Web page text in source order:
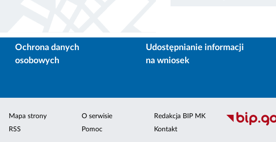
Ochrona danych
osobowych
Udostępnianie informacji
na wniosek
Mapa strony
RSS
O serwisie
Pomoc
Redakcja BIP MK
Kontakt